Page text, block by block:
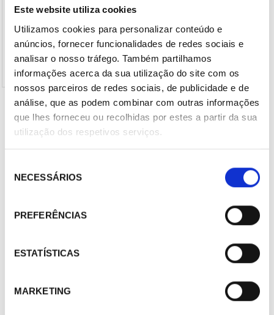
Este website utiliza cookies
Utilizamos cookies para personalizar conteúdo e
anúncios, fornecer funcionalidades de redes sociais e
analisar o nosso tráfego. Também partilhamos
informações acerca da sua utilização do site com os
nossos parceiros de redes sociais, de publicidade e de
análise, que as podem combinar com outras informações
que lhes forneceu ou recolhidas por estes a partir da sua
utilização dos respetivos serviços.
NECESSÁRIOS
PREFERÊNCIAS
ESTATÍSTICAS
MARKETING
* Imagem de orientação. Pode não coincidir com o produto selecionado.
Termostato de descarga Danfoss 7750009 para
Modelo : 7750009
Adicionar ao carrinho
Compartilhar